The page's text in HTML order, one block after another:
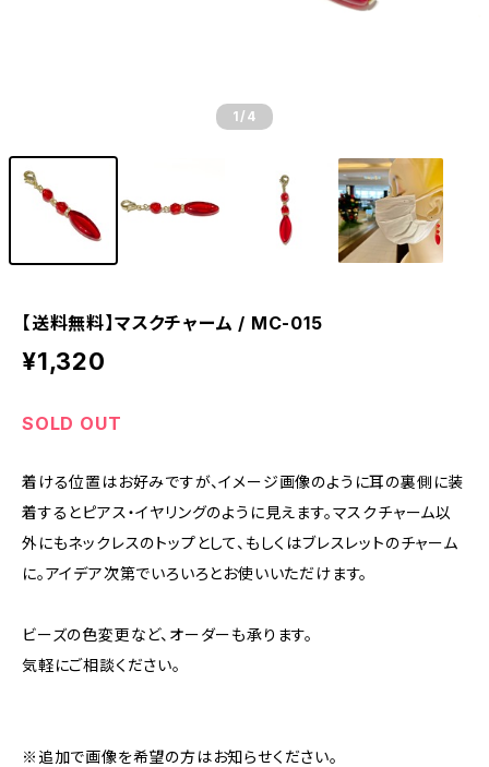
1 /4
【送料無料】マスクチャーム / MC-015
¥1,320
SOLD OUT
着ける位置はお好みですが、イメージ画像のように耳の裏側に装
着するとピアス・イヤリングのように見えます。マスクチャーム以
外にもネックレスのトップとして、もしくはブレスレットのチャーム
に。アイデア次第でいろいろとお使いいただけます。
ビーズの色変更など、オーダーも承ります。
気軽にご相談ください。
※追加で画像を希望の方はお知らせください。